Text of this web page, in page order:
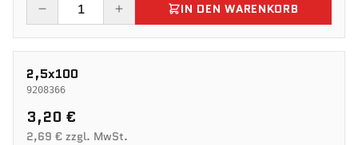
IN DEN WARENKORB
2,5x100
9208366
3,20 €
2,69 € zzgl. MwSt.